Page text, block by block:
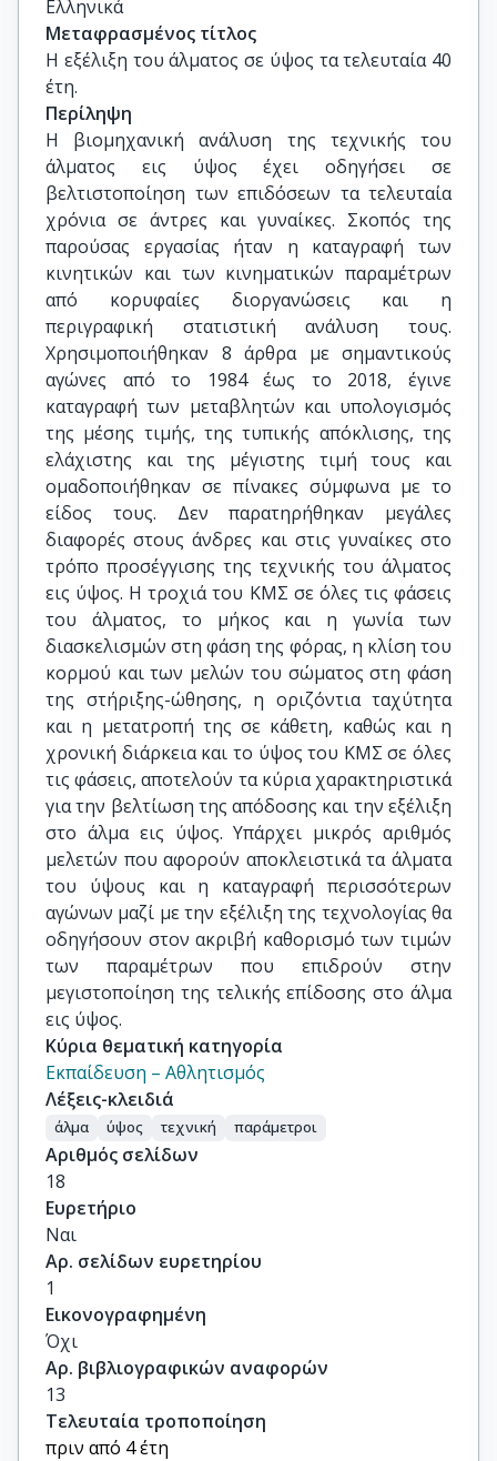
Ελληνικά
Μεταφρασμένος τίτλος
Η εξέλιξη του άλματος σε ύψος τα τελευταία 40
έτη.
Περίληψη
Η βιομηχανική ανάλυση της τεχνικής του
άλματος εις ύψος έχει οδηγήσει σε
βελτιστοποίηση των επιδόσεων τα τελευταία
χρόνια σε άντρες και γυναίκες. Σκοπός της
παρούσας εργασίας ήταν η καταγραφή των
κινητικών και των κινηματικών παραμέτρων
από κορυφαίες διοργανώσεις και η
περιγραφική στατιστική ανάλυση τους.
Χρησιμοποιήθηκαν 8 άρθρα με σημαντικούς
αγώνες από το 1984 έως το 2018, έγινε
καταγραφή των μεταβλητών και υπολογισμός
της μέσης τιμής, της τυπικής απόκλισης, της
ελάχιστης και της μέγιστης τιμή τους και
ομαδοποιήθηκαν σε πίνακες σύμφωνα με το
είδος τους. Δεν παρατηρήθηκαν μεγάλες
διαφορές στους άνδρες και στις γυναίκες στο
τρόπο προσέγγισης της τεχνικής του άλματος
εις ύψος. Η τροχιά του ΚΜΣ σε όλες τις φάσεις
του άλματος, το μήκος και η γωνία των
διασκελισμών στη φάση της φόρας, η κλίση του
κορμού και των μελών του σώματος στη φάση
της στήριξης-ώθησης, η οριζόντια ταχύτητα
και η μετατροπή της σε κάθετη, καθώς και η
χρονική διάρκεια και το ύψος του ΚΜΣ σε όλες
τις φάσεις, αποτελούν τα κύρια χαρακτηριστικά
για την βελτίωση της απόδοσης και την εξέλιξη
στο άλμα εις ύψος. Υπάρχει μικρός αριθμός
μελετών που αφορούν αποκλειστικά τα άλματα
του ύψους και η καταγραφή περισσότερων
αγώνων μαζί με την εξέλιξη της τεχνολογίας θα
οδηγήσουν στον ακριβή καθορισμό των τιμών
των παραμέτρων που επιδρούν στην
μεγιστοποίηση της τελικής επίδοσης στο άλμα
εις ύψος.
Κύρια θεματική κατηγορία
Εκπαίδευση – Αθλητισμός
Λέξεις-κλειδιά
άλμα ύψος τεχνική παράμετροι
Αριθμός σελίδων
18
Ευρετήριο
Ναι
Αρ. σελίδων ευρετηρίου
1
Εικονογραφημένη
Όχι
Αρ. βιβλιογραφικών αναφορών
13
Τελευταία τροποποίηση
πριν από 4 έτη